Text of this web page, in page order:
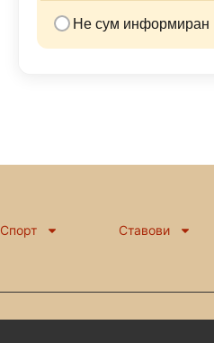
Не сум информиран
Спорт Ставови